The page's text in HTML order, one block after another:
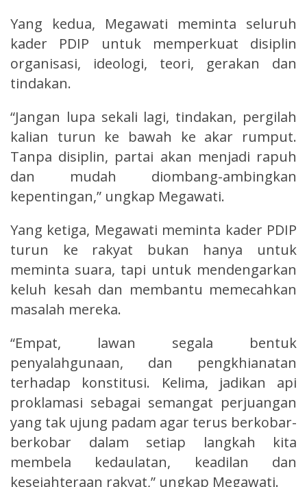
Yang kedua, Megawati meminta seluruh
kader PDIP untuk memperkuat disiplin
organisasi, ideologi, teori, gerakan dan
tindakan.
“Jangan lupa sekali lagi, tindakan, pergilah
kalian turun ke bawah ke akar rumput.
Tanpa disiplin, partai akan menjadi rapuh
dan mudah diombang-ambingkan
kepentingan,” ungkap Megawati.
Yang ketiga, Megawati meminta kader PDIP
turun ke rakyat bukan hanya untuk
meminta suara, tapi untuk mendengarkan
keluh kesah dan membantu memecahkan
masalah mereka.
“Empat, lawan segala bentuk
penyalahgunaan, dan pengkhianatan
terhadap konstitusi. Kelima, jadikan api
proklamasi sebagai semangat perjuangan
yang tak ujung padam agar terus berkobar-
berkobar dalam setiap langkah kita
membela kedaulatan, keadilan dan
kesejahteraan rakyat,” ungkap Megawati.